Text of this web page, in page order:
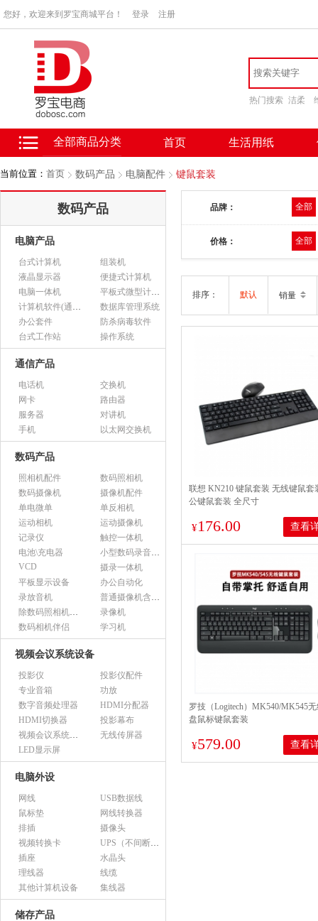
您好，欢迎来到罗宝商城平台！ 登录 注册
热门搜索 洁柔
全部商品分类 首页 生活用纸
当前位置： 首页 数码产品 电脑配件 键鼠套装
数码产品
电脑产品
台式计算机
组装机
液晶显示器
便捷式计算机
电脑一体机
平板式微型计算机
计算机软件(通用软件)
数据库管理系统
办公套件
防杀病毒软件
台式工作站
操作系统
通信产品
电话机
交换机
网卡
路由器
服务器
对讲机
手机
以太网交换机
数码产品
照相机配件
数码照相机
数码摄像机
摄像机配件
单电微单
单反相机
运动相机
运动摄像机
记录仪
触控一体机
电池\充电器
小型数码录音设备
VCD
摄录一体机
平板显示设备
办公自动化
录放音机
普通摄像机含附件
除数码照相机以外的照相机及器材
录像机
数码相机伴侣
学习机
视频会议系统设备
投影仪
投影仪配件
专业音箱
功放
数字音频处理器
HDMI分配器
HDMI切换器
投影幕布
视频会议系统设备（市采）
无线传屏器
LED显示屏
电脑外设
网线
USB数据线
鼠标垫
网线转换器
排插
摄像头
视频转换卡
UPS（不间断电源）
插座
水晶头
理线器
线缆
其他计算机设备
集线器
储存产品
品牌： 全部
价格： 全部
排序： 默认 销量
联想 KN210 键鼠套装 无线键鼠套
公键鼠套装 全尺寸
¥176.00 查看
罗技（Logitech）MK540/MK545
盘鼠标键鼠套装
¥579.00 查看